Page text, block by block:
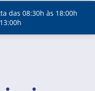
das 08:30h às 18:00h